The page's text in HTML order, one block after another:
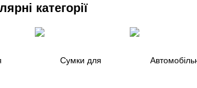
категорії